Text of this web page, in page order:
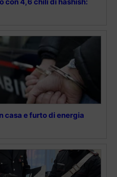
casa e furto di energia